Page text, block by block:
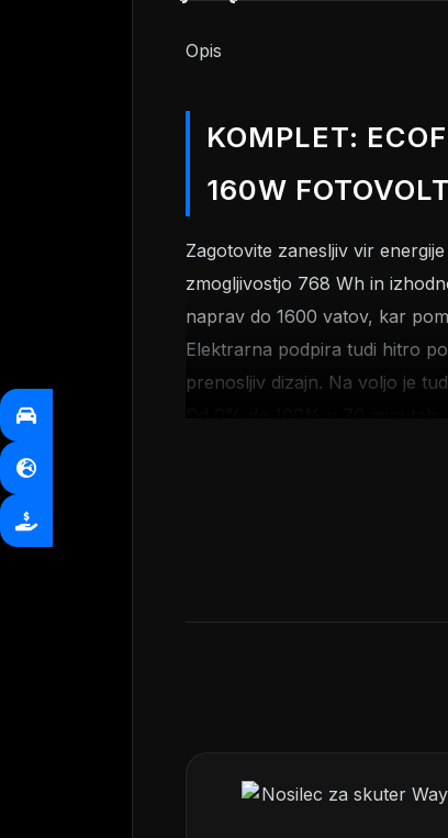
Opis
KOMPLET:
160W
Zagotovite zanesljiv vir
zmogljivostjo 768 Wh in
naprav do 1600 vatov, kar
Elektrarna podpira tudi hitro
prenosljiv dizajn. Na voljo je